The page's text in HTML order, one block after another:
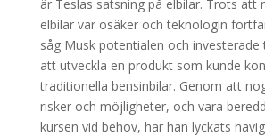
är Teslas satsning på elbilar. Trots att
elbilar var osäker och teknologin
såg Musk potentialen och investerade
att utveckla en produkt som kunde
traditionella bensinbilar. Genom att
risker och möjligheter, och vara
kursen vid behov, har han lyckats